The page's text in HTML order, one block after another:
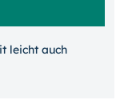
leicht auch